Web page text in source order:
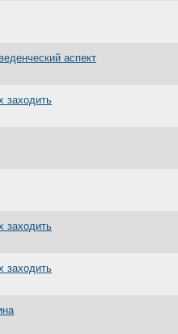
аспект
заходить
заходить
заходить